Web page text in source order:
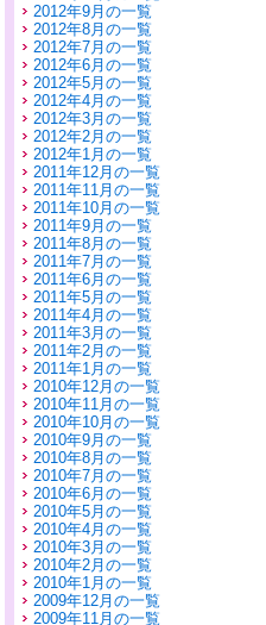
2012年9月の一覧
2012年8月の一覧
2012年7月の一覧
2012年6月の一覧
2012年5月の一覧
2012年4月の一覧
2012年3月の一覧
2012年2月の一覧
2012年1月の一覧
2011年12月の一覧
2011年11月の一覧
2011年10月の一覧
2011年9月の一覧
2011年8月の一覧
2011年7月の一覧
2011年6月の一覧
2011年5月の一覧
2011年4月の一覧
2011年3月の一覧
2011年2月の一覧
2011年1月の一覧
2010年12月の一覧
2010年11月の一覧
2010年10月の一覧
2010年9月の一覧
2010年8月の一覧
2010年7月の一覧
2010年6月の一覧
2010年5月の一覧
2010年4月の一覧
2010年3月の一覧
2010年2月の一覧
2010年1月の一覧
2009年12月の一覧
2009年11月の一覧